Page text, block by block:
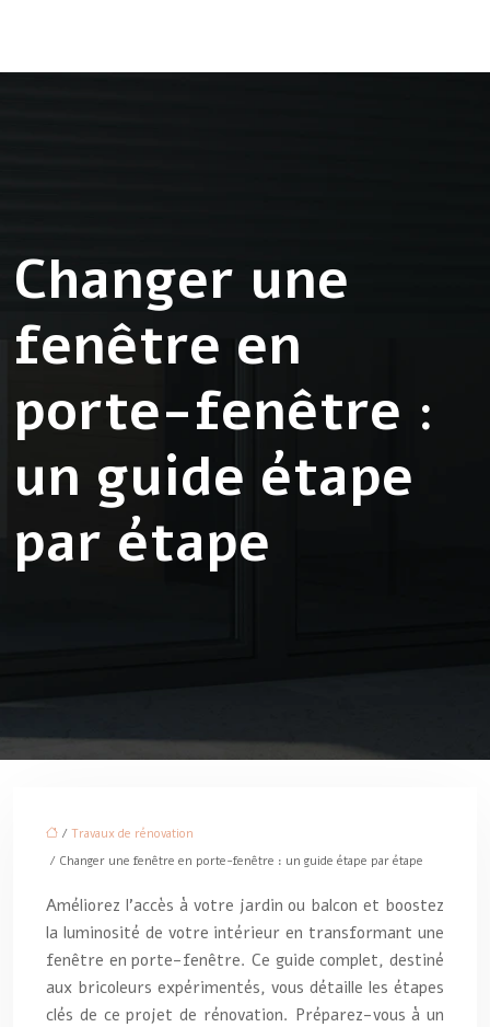
Changer une
fenêtre en
porte-fenêtre :
un guide étape
par étape
/ Travaux de rénovation
/ Changer une fenêtre en porte-fenêtre : un guide étape par étape
Améliorez l’accès à votre jardin ou balcon et boostez
la luminosité de votre intérieur en transformant une
fenêtre en porte-fenêtre. Ce guide complet, destiné
aux bricoleurs expérimentés, vous détaille les étapes
clés de ce projet de rénovation. Préparez-vous à un